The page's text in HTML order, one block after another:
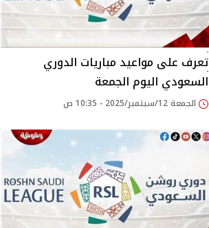
تعرف على مواعيد مباريات الدوري
السعودي اليوم الجمعة
الجمعة 12/سبتمبر/2025 - 10:35 ص